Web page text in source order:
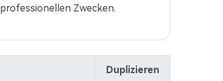
professionellen Zwecken.
Duplizieren